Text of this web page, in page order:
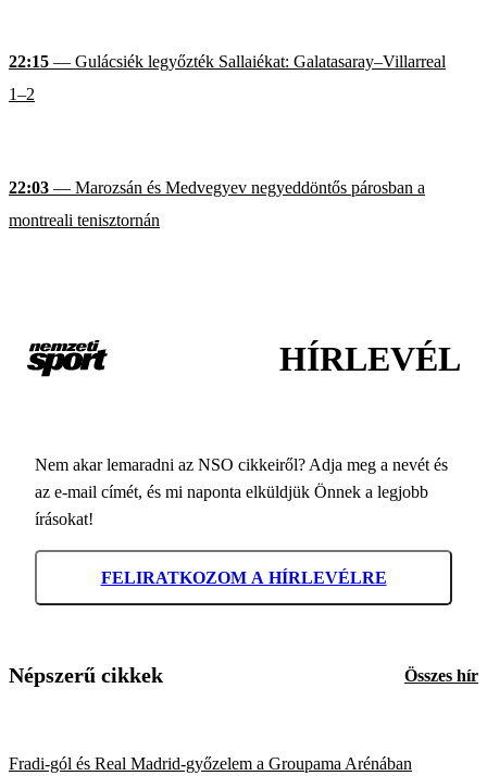
22:15 — Gulácsiék legyőzték Sallaiékat: Galatasaray–Villarreal
1–2
22:03 — Marozsán és Medvegyev negyeddöntős párosban a
montreali tenisztornán
HÍRLEVÉL
Nem akar lemaradni az NSO cikkeiről? Adja meg a nevét és
az e-mail címét, és mi naponta elküldjük Önnek a legjobb
írásokat!
FELIRATKOZOM A HÍRLEVÉLRE
Népszerű cikkek Összes hír
Fradi-gól és Real Madrid-győzelem a Groupama Arénában